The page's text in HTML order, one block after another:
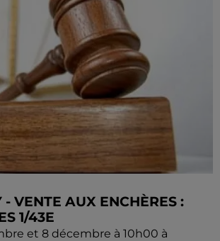
- VENTE AUX ENCHÈRES :
1/43E
et 8 décembre à 10h00 à